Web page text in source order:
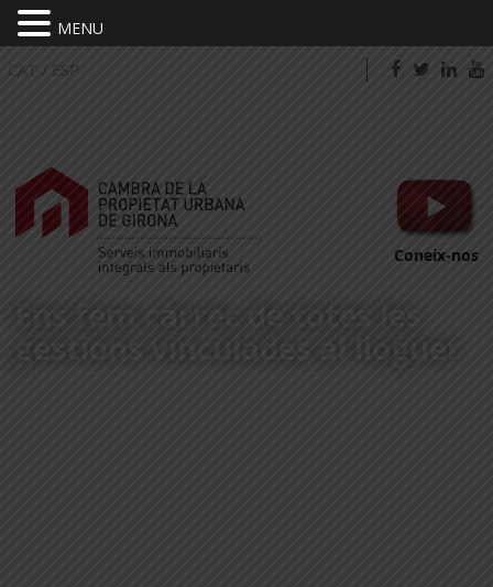
CAT / ESP
Coneix-nos
Ens fem càrrec de totes les
gestions vinculades al lloguer
MENU